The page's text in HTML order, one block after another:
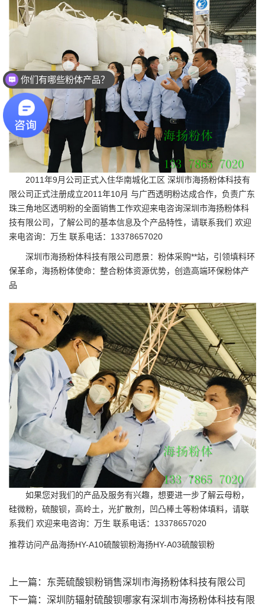
2011年9月公司正式入住华南城化工区 深圳市海扬粉体科技有
限公司正式注册成立2011年10月 与广西透明粉达成合作，负责广东
珠三角地区透明粉的全面销售工作欢迎来电咨询深圳市海扬粉体科
技有限公司，了解公司的基本信息及个产品特性，请联系我们 欢迎
来电咨询：万生 联系电话：13378657020
深圳市海扬粉体科技有限公司愿景：粉体采购**站，引领填料环
保革命，海扬粉体使命：整合粉体资源优势，创造高端环保粉体产
品
如果您对我们的产品及服务有兴趣，想要进一步了解云母粉，
硅微粉，硫酸钡，高岭土，光扩散剂，凹凸棒土等粉体填料，请联
系我们 欢迎来电咨询：万生 联系电话：13378657020
推荐访问产品海扬HY-A10硫酸钡粉海扬HY-A03硫酸钡粉
上一篇： 东莞硫酸钡粉销售深圳市海扬粉体科技有限公司
下一篇： 深圳防辐射硫酸钡哪家有深圳市海扬粉体科技有限
你们有哪些粉体产品？